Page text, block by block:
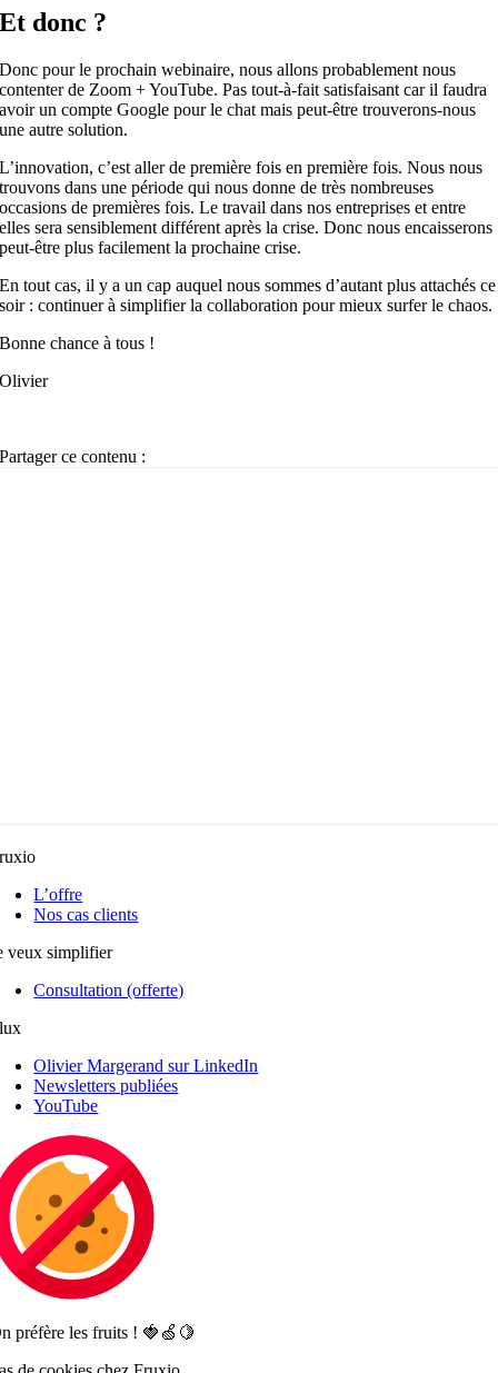
Et donc ?
Donc pour le prochain webinaire, nous allons probablement nous
contenter de Zoom + YouTube. Pas tout-à-fait satisfaisant car il faudra
avoir un compte Google pour le chat mais peut-être trouverons-nous
une autre solution.
L’innovation, c’est aller de première fois en première fois. Nous nous
trouvons dans une période qui nous donne de très nombreuses
occasions de premières fois. Le travail dans nos entrepriseset entre
elles sera sensiblement différent après la crise. Donc nous encaisserons
peut-être plus facilement la prochaine crise.
En tout cas, il y a un cap auquel nous sommes d’autant plus attachés ce
soir : continuer à simplifier la collaboration pour mieux surfer le chaos.
Bonne chance à tous !
Olivier
Partager ce contenu :
L’offre
Nos cas clients
veux simplifier
Consultation (offerte)
Olivier Margerand sur LinkedIn
Newsletters publiées
YouTube
préfère les fruits ! 🍓🍏🍋